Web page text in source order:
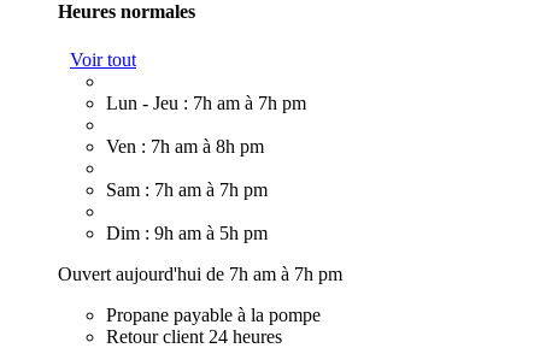
Heures normales
Voir tout
Lun - Jeu : 7h am à 7h pm
Ven : 7h am à 8h pm
Sam : 7h am à 7h pm
Dim : 9h am à 5h pm
Ouvert aujourd'hui de 7h am à 7h pm
Propane payable à la pompe
Retour client 24 heures